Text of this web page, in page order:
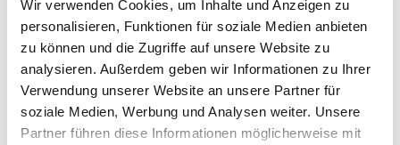
Wir verwenden Cookies, um Inhalte und Anzeigen zu
personalisieren, Funktionen für soziale Medien anbieten
zu können und die Zugriffe auf unsere Website zu
analysieren. Außerdem geben wir Informationen zu Ihrer
Verwendung unserer Website an unsere Partner für
soziale Medien, Werbung und Analysen weiter. Unsere
Partner führen diese Informationen möglicherweise mit
Übungsplatz:
Eschbacher Weg 100
73734 Esslingen
Handy:
0151 44612008